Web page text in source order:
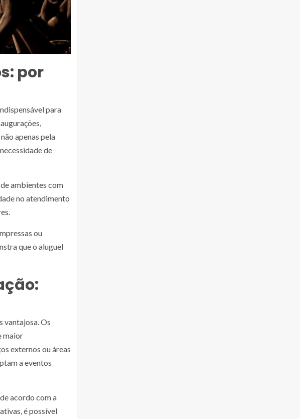
por
para
apenas pela
de
ambientes com
no atendimento
ou
que o aluguel
vantajosa. Os
maior
externos ou áreas
a eventos
acordo com a
é possível